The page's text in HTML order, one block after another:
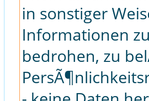
in sonstiger
Informationen
bedrohen, zu